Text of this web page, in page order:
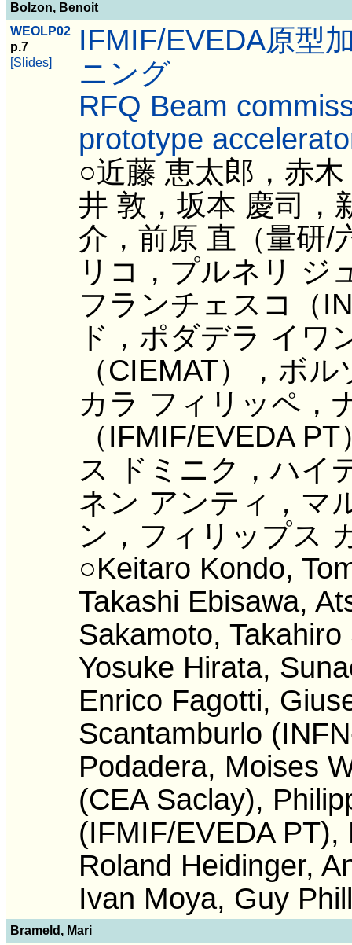
Bolzon, Benoit
WEOLP02
p.7
[Slides]
IFMIF/EVEDA原型
ニング
RFQ Beam
prototype
○近藤 恵太郎，赤
井 敦，坂本 慶司，
介，前原 直（量研/
リコ，プルネリ ジ
フランチェスコ（
ド，ポダデラ イワ
（CIEMAT），ボ
カラ フィリッペ，
（IFMIF/EVEDA
ス ドミニク，ハイ
ネン アンティ，マ
ン，フィリップス
○Keitaro Kondo,
Takashi Ebisawa,
Sakamoto,
Yosuke Hirata,
Enrico Fagotti,
Scantamburlo
Podadera, Moises
(CEA Saclay),
(IFMIF/EVEDA
Roland Heidinger,
Ivan Moya, Guy
Brameld, Mari